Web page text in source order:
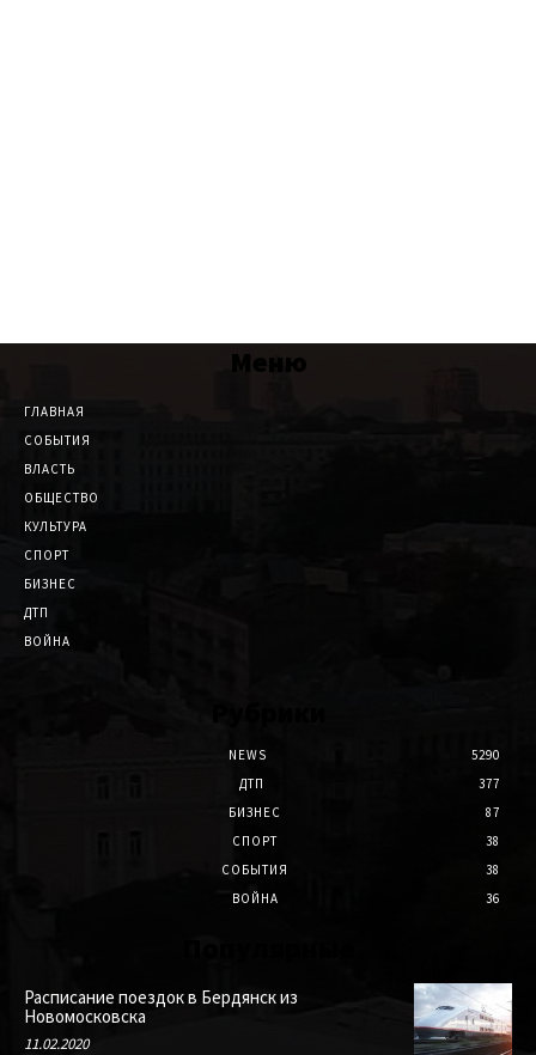
Меню
ГЛАВНАЯ
СОБЫТИЯ
ВЛАСТЬ
ОБЩЕСТВО
КУЛЬТУРА
СПОРТ
БИЗНЕС
ДТП
ВОЙНА
NEWS
5290
ДТП
377
БИЗНЕС
87
СПОРТ
38
СОБЫТИЯ
38
ВОЙНА
36
Расписание поездок в Бердянск из
Новомосковска
11.02.2020